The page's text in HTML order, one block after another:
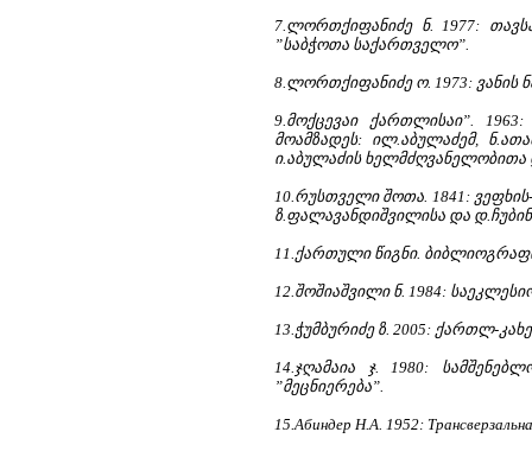
7.ლორთქიფანიძე ნ. 1977:
”საბჭოთა საქართველო”.
8.ლორთქიფანიძე ო. 1973: ვანის
9.მოქცევაი ქართლისაი”.
მოამზადეს: ილ.აბულაძემ,
ი.აბულაძის ხელმძღვანელობითა
10.რუსთველი შოთა. 1841:
ზ.ფალავანდიშვილისა და
11.ქართული წიგნი.
12.შოშიაშვილი ნ. 1984:
13.ჭუმბურიძე ზ. 2005: ქართლ-
14.ჯღამაია ჯ. 1980:
”მეცნიერება”.
15.Абиндер Н.А. 1952: